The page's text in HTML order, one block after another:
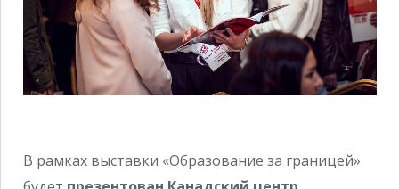
В рамках выставки «Образование за границей»